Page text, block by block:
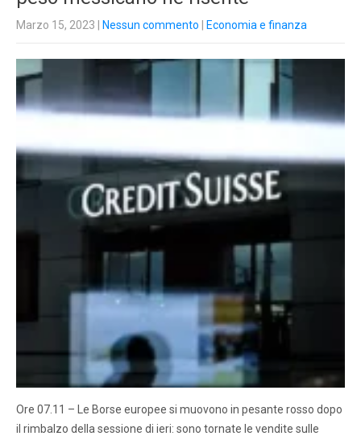
Marzo 15, 2023 Nessun commento Economia e finanza
Ore 07.11 – Le Borse europee si muovono in pesante rosso dopo
il rimbalzo della sessione di ieri: sono tornate le vendite sulle